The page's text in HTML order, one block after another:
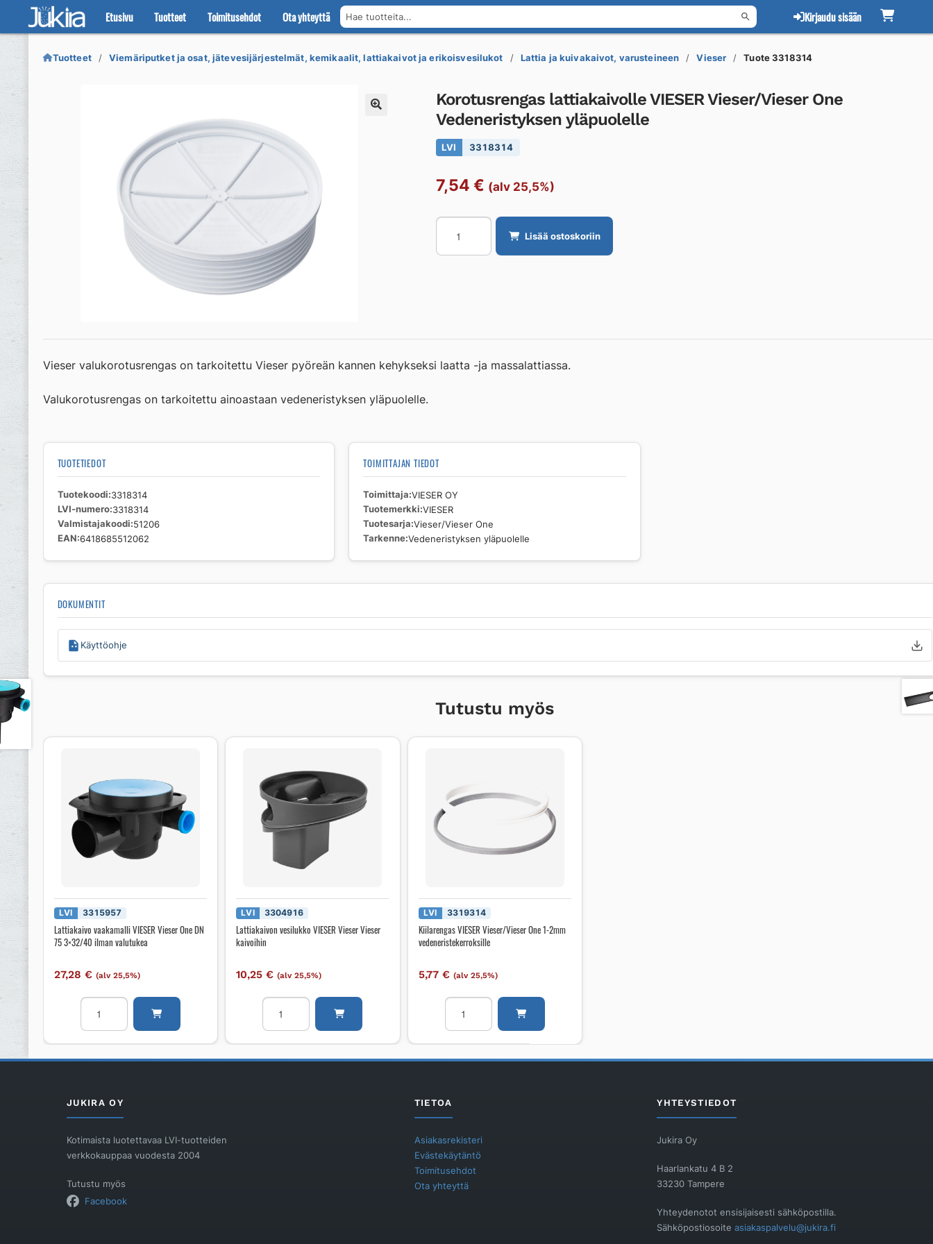
Etusivu Tuotteet Toimitusehdot Ota yhteyttä Hae tuotteita... Kirjaudu sisään
Siirry
navigointiin
Siirry
sisältöön
Tuotteet Viemäriputket ja osat, jätevesijärjestelmät, kemikaalit, lattiakaivot ja erikoisvesilukot Lattia ja kuivakaivot, varusteineen Vieser Tuote 3318314
Korotusrengas lattiakaivolle VIESER Vieser/Vieser One
Vedeneristyksen yläpuolelle
LVI 3318314
7,54 € (alv 25,5%)
Korotusrengas
lattiakaivolle
VIESER
Lisää ostoskoriin
Vieser valukorotusrengas on tarkoitettu Vieser pyöreän kannen kehykseksi laatta -ja massalattiassa.
Valukorotusrengas on tarkoitettu ainoastaan vedeneristyksen yläpuolelle.
TUOTETIEDOT
Tuotekoodi 3318314
LVI-numero 3318314
Valmistajakoodi 51206
EAN 6418685512062
TOIMITTAJAN TIEDOT
Toimittaja VIESER OY
Tuotemerkki VIESER
Tuotesarja Vieser/Vieser One
Tarkenne Vedeneristyksen yläpuolelle
DOKUMENTIT
Käyttöohje
Tutustu myös
LVI 3315957
Lattiakaivo vaakamalli VIESER Vieser One DN
75 3×32/40 ilman valutukea
27,28€ (alv 25,5%)
Lattiakaivo
vaakamalli
VIESER
One
valutukea
määrä
LVI 3304916
Lattiakaivon vesilukko VIESER Vieser Vieser
kaivoihin
10,25€ (alv 25,5%)
Lattiakaivon
vesilukko
VIESER
Vieser
LVI 3319314
Kiilarengas VIESER Vieser/Vieser One 1-2mm
vedeneristekerroksille
5,77 € (alv 25,5%)
Kiilarengas
VIESER
Vieser/Vieser
1-
JUKIRA OY
Kotimaista luotettavaa LVI-tuotteiden
verkkokauppaa vuodesta 2004
Tutustu myös
Facebook
TIETOA
Asiakasrekisteri
Evästekäytäntö
Toimitusehdot
Ota yhteyttä
YHTEYSTIEDOT
Jukira Oy
Haarlankatu 4 B 2
33230 Tampere
Yhteydenotot ensisijaisesti sähköpostilla.
Sähköpostiosoiteasiakaspalvelu@jukira.fi